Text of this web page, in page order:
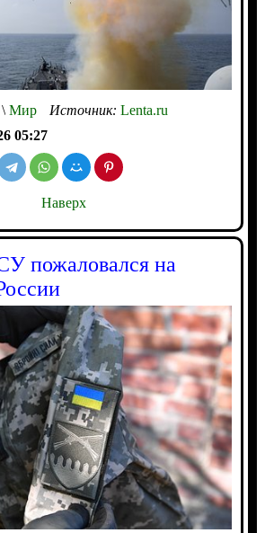
Мир Источник: Lenta.ru
05:27
Наверх
пожаловался на